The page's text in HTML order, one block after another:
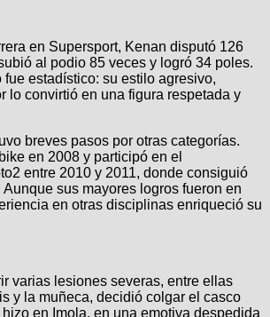
en Supersport, Kenan disputó 126
al podio 85 veces y logró 34 poles.
estadístico: su estilo agresivo,
lo convirtió en una figura respetada y
breves pasos por otras categorías.
en 2008 y participó en el
entre 2010 y 2011, donde consiguió
sus mayores logros fueron en
en otras disciplinas enriqueció su
varias lesiones severas, entre ellas
y la muñeca, decidió colgar el casco
en Imola, en una emotiva despedida